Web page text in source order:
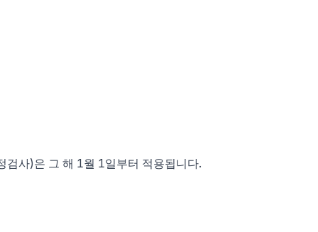
검사)은 그 해 1월 1일부터 적용됩니다.